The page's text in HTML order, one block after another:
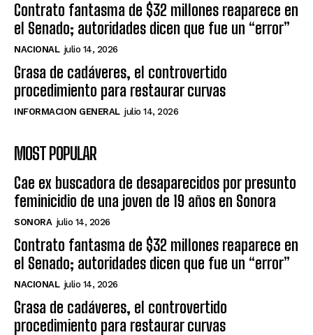
Contrato fantasma de $32 millones reaparece en
el Senado; autoridades dicen que fue un “error”
NACIONAL julio 14, 2026
Grasa de cadáveres, el controvertido
procedimiento para restaurar curvas
INFORMACION GENERAL julio 14, 2026
MOST POPULAR
Cae ex buscadora de desaparecidos por presunto
feminicidio de una joven de 19 años en Sonora
SONORA julio 14, 2026
Contrato fantasma de $32 millones reaparece en
el Senado; autoridades dicen que fue un “error”
NACIONAL julio 14, 2026
Grasa de cadáveres, el controvertido
procedimiento para restaurar curvas